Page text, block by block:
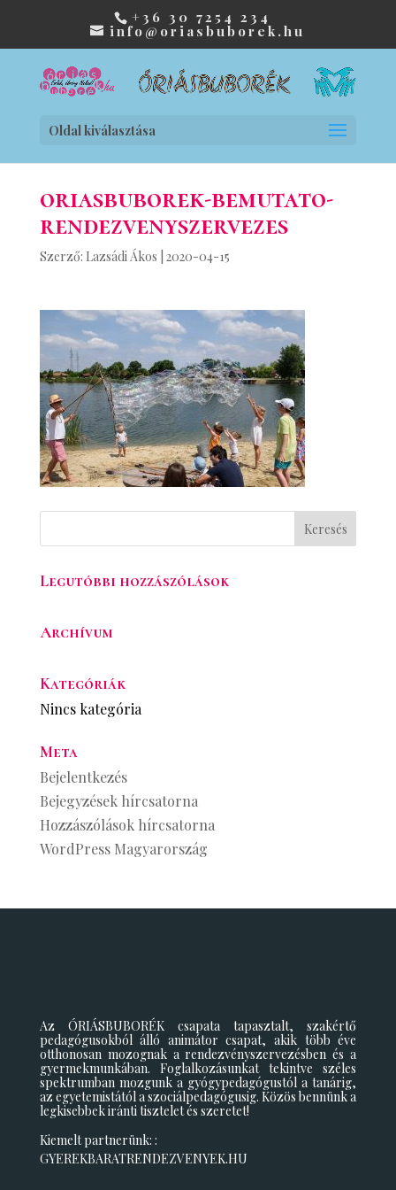
+36 30 7254 234
info@oriasbuborek.hu
Oldal kiválasztása
oriasbuborek-bemutato-
rendezvenyszervezes
Szerző: Lazsádi Ákos 2020-04-15
Legutóbbi hozzászólások
Archívum
Kategóriák
Nincs kategória
Meta
Bejelentkezés
Bejegyzések hírcsatorna
Hozzászólások hírcsatorna
WordPress Magyarország
Az ÓRIÁSBUBORÉK csapata tapasztalt, szakértő
pedagógusokból álló animátor csapat, akik több éve
otthonosan mozognak a rendezvényszervezésben és a
gyermekmunkában. Foglalkozásunkat tekintve széles
spektrumban mozgunk a gyógypedagógustól a tanárig,
az egyetemistától a szociálpedagógusig. Közös bennünk a
legkisebbek iránti tisztelet és szeretet!
Kiemelt partnerünk: :
GYEREKBARATRENDEZVENYEK.HU